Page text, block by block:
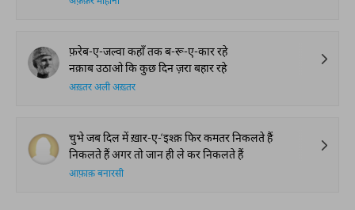
फ़रेब-ए-जल्वा कहाँ तक ब-रू-ए-कार रहे
नक़ाब उठाओ कि कुछ दिन ज़रा बहार रहे
अख़्तर अली अख़्तर
चुभे जब दिल में ख़ार-ए-‘इश्क़ फिर कमतर निकलते हैं
निकलते हैं अगर तो जान ही ले कर निकलते हैं
आफ़ाक़ बनारसी